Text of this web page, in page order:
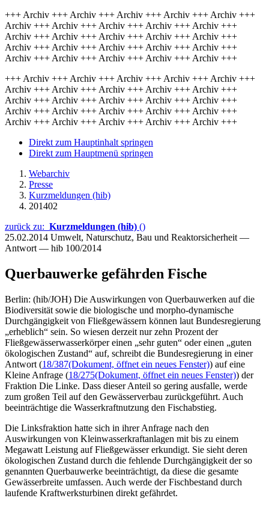
+++ Archiv +++ Archiv +++ Archiv +++ Archiv +++ Archiv +++
Archiv +++ Archiv +++ Archiv +++ Archiv +++ Archiv +++
Archiv +++ Archiv +++ Archiv +++ Archiv +++ Archiv +++
Archiv +++ Archiv +++ Archiv +++ Archiv +++ Archiv +++
Archiv +++ Archiv +++ Archiv +++ Archiv +++ Archiv +++
+++ Archiv +++ Archiv +++ Archiv +++ Archiv +++ Archiv +++
Archiv +++ Archiv +++ Archiv +++ Archiv +++ Archiv +++
Archiv +++ Archiv +++ Archiv +++ Archiv +++ Archiv +++
Archiv +++ Archiv +++ Archiv +++ Archiv +++ Archiv +++
Archiv +++ Archiv +++ Archiv +++ Archiv +++ Archiv +++
Direkt zum Hauptinhalt springen
Direkt zum Hauptmenü springen
Webarchiv
Presse
Kurzmeldungen (hib)
201402
zurück zu: Kurzmeldungen (hib) ()
25.02.2014 Umwelt, Naturschutz, Bau und Reaktorsicherheit —
Antwort — hib 100/2014
Querbauwerke gefährden Fische
Berlin: (hib/JOH) Die Auswirkungen von Querbauwerken auf die
Biodiversität sowie die biologische und morpho-dynamische
Durchgängigkeit von Fließgewässern können laut Bundesregierung
„erheblich“ sein. So wiesen derzeit nur zehn Prozent der
Fließgewässerwasserkörper einen „sehr guten“ oder einen „guten
ökologischen Zustand“ auf, schreibt die Bundesregierung in einer
Antwort (18/387(Dokument, öffnet ein neues Fenster)) auf eine
Kleine Anfrage (18/275(Dokument, öffnet ein neues Fenster)) der
Fraktion Die Linke. Dass dieser Anteil so gering ausfalle, werde
zum großen Teil auf den Gewässerverbau zurückgeführt. Auch
beeinträchtige die Wasserkraftnutzung den Fischabstieg.
Die Linksfraktion hatte sich in ihrer Anfrage nach den
Auswirkungen von Kleinwasserkraftanlagen mit bis zu einem
Megawatt Leistung auf Fließgewässer erkundigt. Sie sieht deren
ökologischen Zustand durch die fehlende Durchgängigkeit der so
genannten Querbauwerke beeinträchtigt, da diese die gesamte
Gewässerbreite umfassen. Auch werde der Fischbestand durch
laufende Kraftwerksturbinen direkt gefährdet.